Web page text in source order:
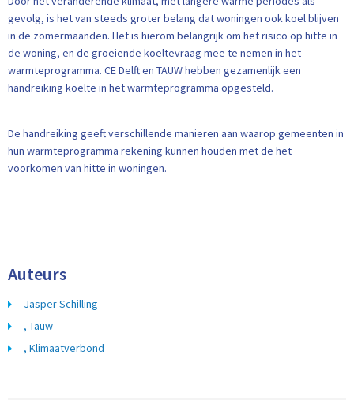
gevolg, is het van steeds groter belang dat woningen ook koel blijven
in de zomermaanden. Het is hierom belangrijk om het risico op hitte in
de woning, en de groeiende koeltevraag mee te nemen in het
warmteprogramma. CE Delft en TAUW hebben gezamenlijk een
handreiking koelte in het warmteprogramma opgesteld.
De handreiking geeft verschillende manieren aan waarop gemeenten in
hun warmteprogramma rekening kunnen houden met de het
voorkomen van hitte in woningen.
Auteurs
Jasper Schilling
, Tauw
, Klimaatverbond